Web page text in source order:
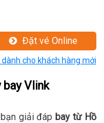
Đặt vé Online
cho khách hàng mới
bay Vlink
giải đáp bay từ Hồ